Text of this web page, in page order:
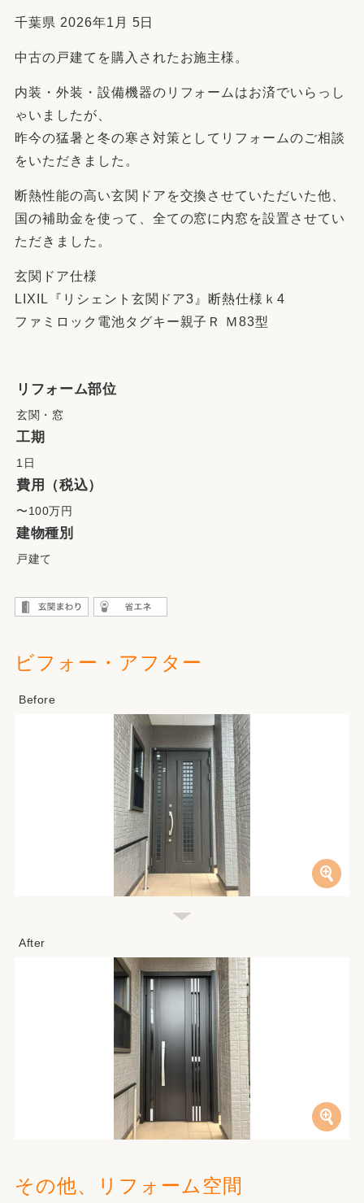
千葉県 2026年1月 5日
中古の戸建てを購入されたお施主様。
内装・外装・設備機器のリフォームはお済でいらっし
ゃいましたが、
昨今の猛暑と冬の寒さ対策としてリフォームのご相談
をいただきました。
断熱性能の高い玄関ドアを交換させていただいた他、
国の補助金を使って、全ての窓に内窓を設置させてい
ただきました。
玄関ドア仕様
LIXIL『リシェント玄関ドア3』断熱仕様ｋ4
ファミロック電池タグキー親子Ｒ Ｍ83型
リフォーム部位
玄関・窓
工期
1日
費用（税込）
〜100万円
建物種別
戸建て
ビフォー・アフター
その他、リフォーム空間